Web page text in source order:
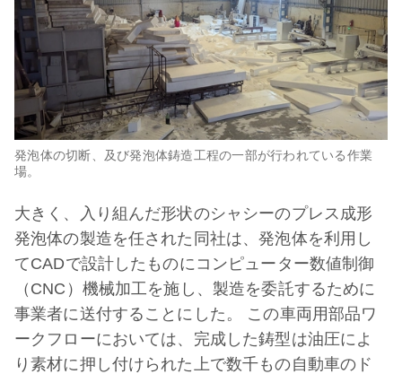
発泡体の切断、及び発泡体鋳造工程の一部が行われている作業
場。
大きく、入り組んだ形状のシャシーのプレス成形
発泡体の製造を任された同社は、発泡体を利用し
てCADで設計したものにコンピューター数値制御
（CNC）機械加工を施し、製造を委託するために
事業者に送付することにした。 この車両用部品ワ
ークフローにおいては、完成した鋳型は油圧によ
り素材に押し付けられた上で数千もの自動車のド